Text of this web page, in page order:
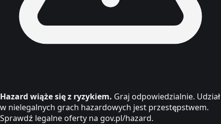
Hazard wiąże się z ryzykiem. Graj odpowiedzialnie. Udział
w nielegalnych grach hazardowych jest przestępstwem.
Sprawdź legalne oferty na gov.pl/hazard.